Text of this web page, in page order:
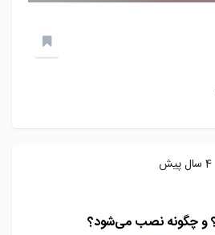
4 سال پیش